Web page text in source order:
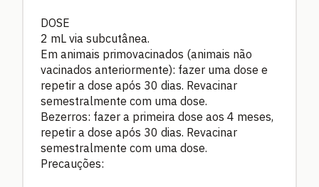
DOSE
2 mL via subcutânea.
Em animais primovacinados (animais não
vacinados anteriormente): fazer uma dose e
repetir a dose após 30 dias. Revacinar
semestralmente com uma dose.
Bezerros: fazer a primeira dose aos 4 meses,
repetir a dose após 30 dias. Revacinar
semestralmente com uma dose.
Precauções: